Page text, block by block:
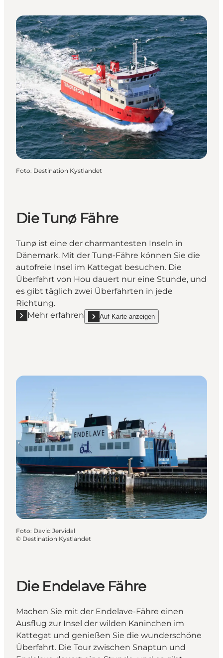
Foto: Destination Kystlandet
Die Tunø Fähre
Tunø ist eine der charmantesten Inseln in
Dänemark. Mit der Tunø-Fähre können Sie die
autofreie Insel im Kattegat besuchen. Die
Überfahrt von Hou dauert nur eine Stunde, und
es gibt täglich zwei Überfahrten in jede
Richtung.
Mehr erfahren
Mehr erfahren "Die Tunø Fähre"
Auf Karte anzeigen
show Die Tunø Fähre on_map
Foto: David Jervidal
© Destination Kystlandet
Die Endelave Fähre
Machen Sie mit der Endelave-Fähre einen
Ausflug zur Insel der wilden Kaninchen im
Kattegat und genießen Sie die wunderschöne
Überfahrt. Die Tour zwischen Snaptun und